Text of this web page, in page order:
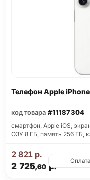
Телефон Apple
код товара #11187304
смартфон, Apple iOS,
ОЗУ 8 ГБ, память 256 ГБ,
2 725,60 р.
2 821р.